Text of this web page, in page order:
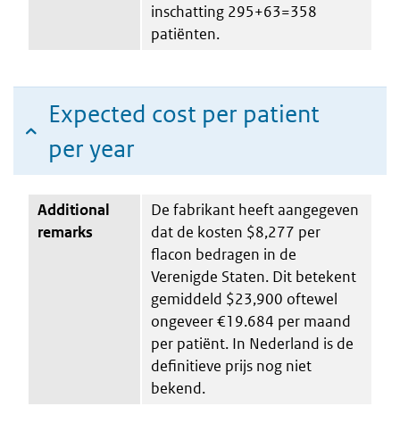
inschatting 295+63=358
patiënten.
Expected cost per patient
per year
Additional
remarks
De fabrikant heeft aangegeven
dat de kosten $8,277 per
flacon bedragen in de
Verenigde Staten. Dit betekent
gemiddeld $23,900 oftewel
ongeveer €19.684 per maand
per patiënt. In Nederland is de
definitieve prijs nog niet
bekend.